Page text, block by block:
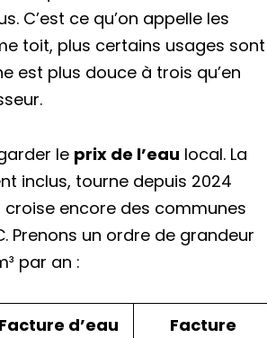
C’est ce qu’on appelle les
toit, plus certains usages sont
est plus douce à trois qu’en
le prix de l’eau local. La
inclus, tourne depuis 2024
croise encore des communes
Prenons un ordre de grandeur
par an :
Facture d’eau
Facture